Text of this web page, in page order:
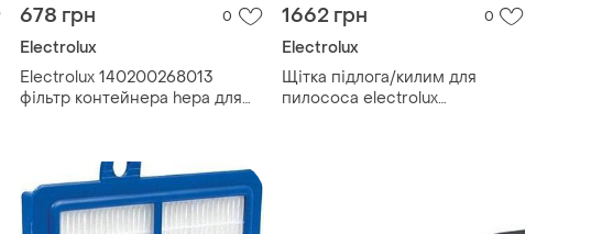
678 грн 0
Electrolux
Electrolux 140200268013
фільтр контейнера hepa для
1662 грн 0
Electrolux
Щітка підлога/килим для
пилососа electrolux